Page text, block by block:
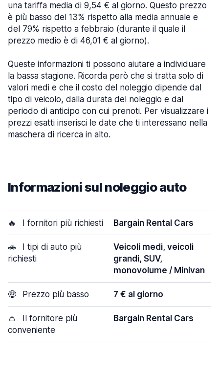
una tariffa media di 9,54 € al giorno. Questo prezzo
è più basso del 13% rispetto alla media annuale e
del 79% rispetto a febbraio (durante il quale il
prezzo medio è di 46,01 € al giorno).
Queste informazioni ti possono aiutare a individuare
la bassa stagione. Ricorda però che si tratta solo di
valori medi e che il costo del noleggio dipende dal
tipo di veicolo, dalla durata del noleggio e dal
periodo di anticipo con cui prenoti. Per visualizzare i
prezzi esatti inserisci le date che ti interessano nella
maschera di ricerca in alto.
Informazioni sul noleggio auto
🔥 I fornitori più richiesti Bargain Rental Cars
🚗
I tipi di auto più
richiesti
Veicoli medi, veicoli
grandi, SUV,
monovolume / Minivan
🤑 Prezzo più basso 7 € al giorno
👛
Il fornitore più
conveniente
Bargain Rental Cars